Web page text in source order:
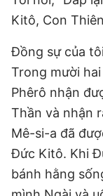
Kitô, Con
Đồng sự của
Trong mười
Phêrô nhận
Thần và nhận
Mê-si-a đã
Đức Kitô. Khi
bánh hằng